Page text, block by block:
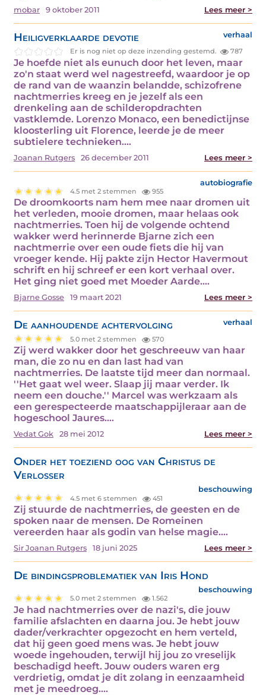
mobar 9 oktober 2011 Lees meer >
Heiligverklaarde devotie verhaal
Er is nog niet op deze inzending gestemd. 787
Je hoefde niet als eunuch door het leven, maar
zo'n staat werd wel nagestreefd, waardoor je op
de rand van de waanzin belandde, schizofrene
nachtmerries kreeg en je jezelf als een
drenkeling aan de schilderopdrachten
vastklemde. Lorenzo Monaco, een benedictijnse
kloosterling uit Florence, leerde je de meer
subtielere technieken.…
Joanan Rutgers 26 december 2011 Lees meer >
autobiografie
4.5 met 2 stemmen 955
De droomkoorts nam hem mee naar dromen uit
het verleden, mooie dromen, maar helaas ook
nachtmerries. Toen hij de volgende ochtend
wakker werd herinnerde Bjarne zich een
nachtmerrie over een oude fiets die hij van
vroeger kende. Hij pakte zijn Hector Havermout
schrift en hij schreef er een kort verhaal over.
Het ging niet goed met Moeder Aarde.…
Bjarne Gosse 19 maart 2021 Lees meer >
De aanhoudende achtervolging verhaal
5.0 met 2 stemmen 570
Zij werd wakker door het geschreeuw van haar
man, die zo nu en dan last had van
nachtmerries. De laatste tijd meer dan normaal.
''Het gaat wel weer. Slaap jij maar verder. Ik
neem een douche.'' Marcel was werkzaam als
een gerespecteerde maatschappijleraar aan de
hogeschool Jaures.…
Vedat Gok 28 mei 2012 Lees meer >
Onder het toeziend oog van Christus de
Verlosser
beschouwing
4.5 met 6 stemmen 451
Zij stuurde de nachtmerries, de geesten en de
spoken naar de mensen. De Romeinen
vereerden haar als godin van helse magie.…
Sir Joanan Rutgers 18 juni 2025 Lees meer >
De bindingsproblematiek van Iris Hond
beschouwing
5.0 met 2 stemmen 1.562
Je had nachtmerries over de nazi's, die jouw
familie afslachten en daarna jou. Je hebt jouw
dader/verkrachter opgezocht en hem verteld,
dat hij geen goed mens was. Je hebt jouw
woede ingehouden, terwijl hij jou zo vreselijk
beschadigd heeft. Jouw ouders waren erg
verdrietig, omdat je dit zolang in eenzaamheid
met je meedroeg.…